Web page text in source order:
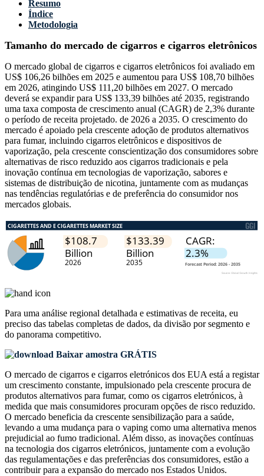
Resumo
Índice
Metodologia
Tamanho do mercado de cigarros e cigarros eletrônicos
O mercado global de cigarros e cigarros eletrônicos foi avaliado em
US$ 106,26 bilhões em 2025 e aumentou para US$ 108,70 bilhões
em 2026, atingindo US$ 111,20 bilhões em 2027. O mercado
deverá se expandir para US$ 133,39 bilhões até 2035, registrando
uma taxa composta de crescimento anual (CAGR) de 2,3% durante
o período de receita projetado. de 2026 a 2035. O crescimento do
mercado é apoiado pela crescente adoção de produtos alternativos
para fumar, incluindo cigarros eletrônicos e dispositivos de
vaporização, pela crescente conscientização dos consumidores sobre
alternativas de risco reduzido aos cigarros tradicionais e pela
inovação contínua em tecnologias de vaporização, sabores e
sistemas de distribuição de nicotina, juntamente com as mudanças
nas tendências regulatórias e de preferência do consumidor nos
mercados globais.
Para uma análise regional detalhada e estimativas de receita, eu
preciso das tabelas completas de dados, da divisão por segmento e
do panorama competitivo.
Baixar amostra GRÁTIS
O mercado de cigarros e cigarros eletrónicos dos EUA está a registar
um crescimento constante, impulsionado pela crescente procura de
produtos alternativos para fumar, como os cigarros eletrónicos, à
medida que mais consumidores procuram opções de risco reduzido.
O mercado beneficia da crescente sensibilização para a saúde,
levando a uma mudança para o vaping como uma alternativa menos
prejudicial ao fumo tradicional. Além disso, as inovações contínuas
na tecnologia dos cigarros eletrónicos, juntamente com a evolução
das regulamentações e das preferências dos consumidores, estão a
contribuir para a expansão do mercado nos Estados Unidos.